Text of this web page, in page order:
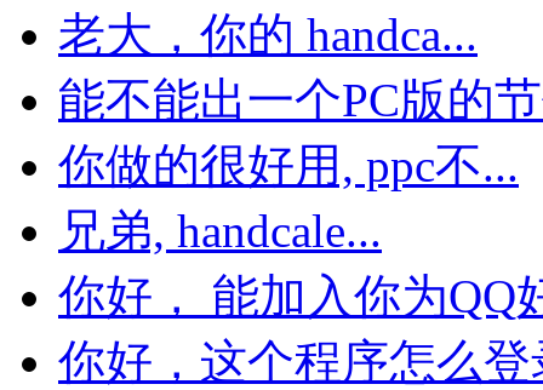
老大，你的 handca...
能不能出一个PC版的
你做的很好用, ppc不...
兄弟, handcale...
你好， 能加入你为QQ
你好，这个程序怎么登